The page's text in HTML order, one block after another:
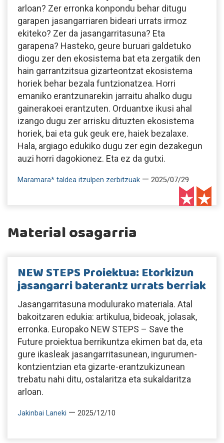
arloan? Zer erronka konpondu behar ditugu
garapen jasangarriaren bideari urrats irmoz
ekiteko? Zer da jasangarritasuna? Eta
garapena? Hasteko, geure buruari galdetuko
diogu zer den ekosistema bat eta zergatik den
hain garrantzitsua gizarteontzat ekosistema
horiek behar bezala funtzionatzea. Horri
emaniko erantzunarekin jarraitu ahalko dugu
gainerakoei erantzuten. Orduantxe ikusi ahal
izango dugu zer arrisku dituzten ekosistema
horiek, bai eta guk geuk ere, haiek bezalaxe.
Hala, argiago edukiko dugu zer egin dezakegun
auzi horri dagokionez. Eta ez da gutxi.
Maramara* taldea itzulpen zerbitzuak — 2025/07/29
Material osagarria
NEW STEPS Proiektua: Etorkizun
jasangarri baterantz urrats berriak
Jasangarritasuna modulurako materiala. Atal
bakoitzaren edukia: artikulua, bideoak, jolasak,
erronka. Europako NEW STEPS – Save the
Future proiektua berrikuntza ekimen bat da, eta
gure ikasleak jasangarritasunean, ingurumen-
kontzientzian eta gizarte-erantzukizunean
trebatu nahi ditu, ostalaritza eta sukaldaritza
arloan.
Jakinbai Laneki — 2025/12/10